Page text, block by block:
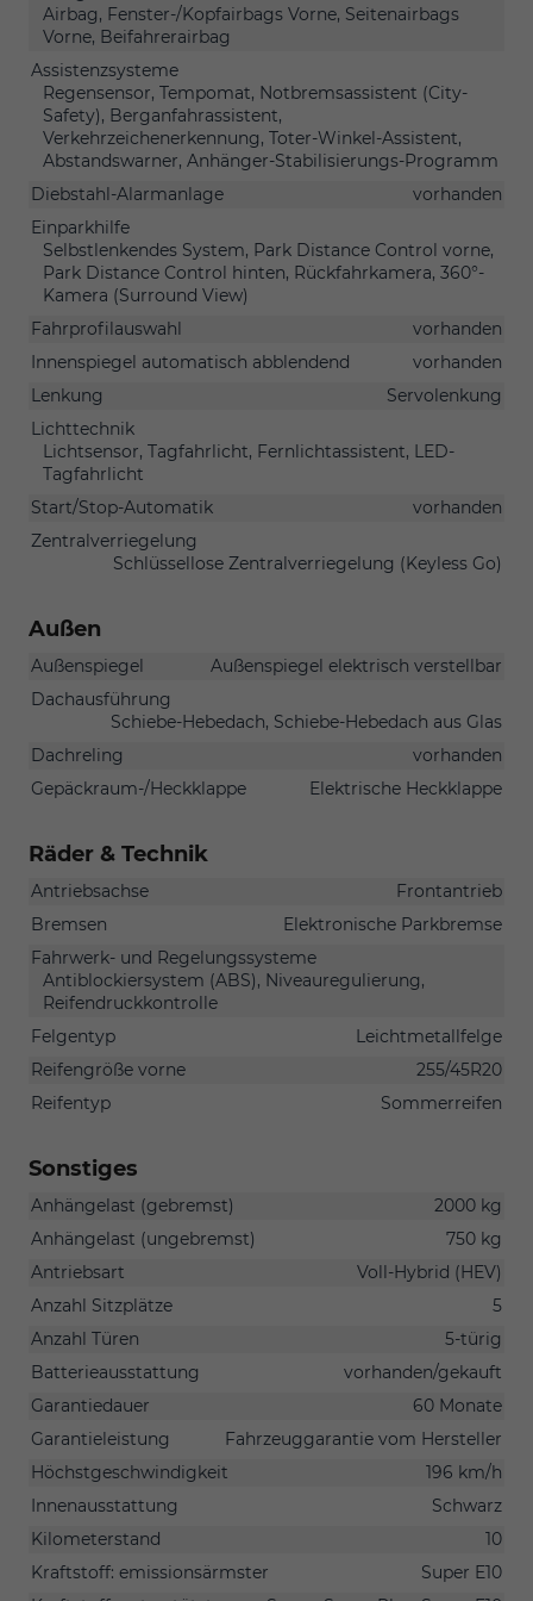
Airbag, Fenster-/Kopfairbags Vorne, Seitenairbags
Vorne, Beifahrerairbag
Assistenzsysteme
Regensensor, Tempomat, Notbremsassistent (City-
Safety), Berganfahrassistent,
Verkehrzeichenerkennung, Toter-Winkel-Assistent,
Abstandswarner, Anhänger-Stabilisierungs-Programm
Diebstahl-Alarmanlage
vorhanden
Einparkhilfe
Selbstlenkendes System, Park Distance Control vorne,
Park Distance Control hinten, Rückfahrkamera, 360°-
Kamera (Surround View)
Fahrprofilauswahl
vorhanden
Innenspiegel automatisch abblendend
vorhanden
Lenkung
Servolenkung
Lichttechnik
Lichtsensor, Tagfahrlicht, Fernlichtassistent, LED-
Tagfahrlicht
Start/Stop-Automatik
vorhanden
Zentralverriegelung
Schlüssellose Zentralverriegelung (Keyless Go)
Außen
Außenspiegel
Außenspiegel elektrisch verstellbar
Dachausführung
Schiebe-Hebedach, Schiebe-Hebedach aus Glas
Dachreling
vorhanden
Gepäckraum-/Heckklappe
Elektrische Heckklappe
Räder & Technik
Antriebsachse
Frontantrieb
Bremsen
Elektronische Parkbremse
Fahrwerk- und Regelungssysteme
Antiblockiersystem (ABS), Niveauregulierung,
Reifendruckkontrolle
Felgentyp
Leichtmetallfelge
Reifengröße vorne
255/45R20
Reifentyp
Sommerreifen
Sonstiges
Anhängelast (gebremst)
2000 kg
Anhängelast (ungebremst)
750 kg
Antriebsart
Voll-Hybrid (HEV)
Anzahl Sitzplätze
5
Anzahl Türen
5-türig
Batterieausstattung
vorhanden/gekauft
Garantiedauer
60 Monate
Garantieleistung
Fahrzeuggarantie vom Hersteller
Höchstgeschwindigkeit
196 km/h
Innenausstattung
Schwarz
Kilometerstand
10
Kraftstoff: emissionsärmster
Super E10